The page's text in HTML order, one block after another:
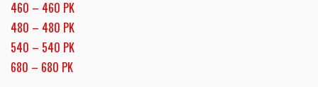
460 – 460 PK
480 – 480 PK
540 – 540 PK
680 – 680 PK